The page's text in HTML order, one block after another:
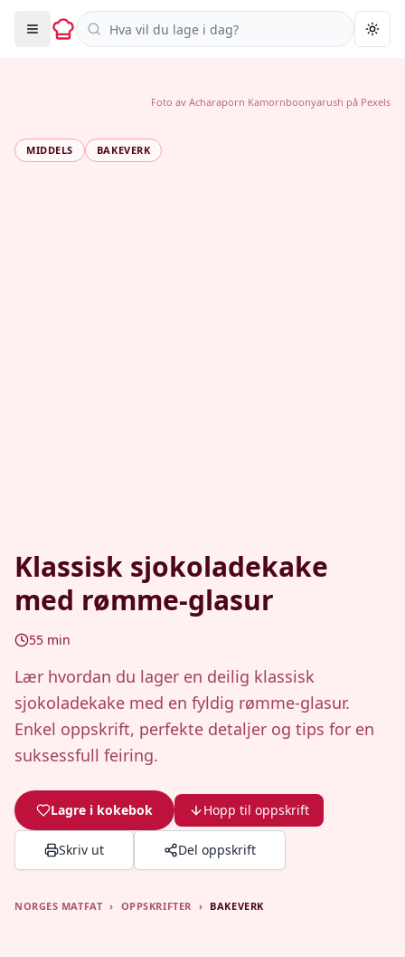
Søk i oppskrifter
MIDDELS BAKEVERK
Klassisk sjokoladekake
med rømme-glasur
55 min
Lær hvordan du lager en deilig klassisk
sjokoladekake med en fyldig rømme-glasur.
Enkel oppskrift, perfekte detaljer og tips for en
suksessfull feiring.
Lagre i kokebok Hopp til oppskrift
Skriv ut Del oppskrift
Foto av Acharaporn Kamornboonyarush på Pexels
NORGES MATFAT › OPPSKRIFTER › BAKEVERK